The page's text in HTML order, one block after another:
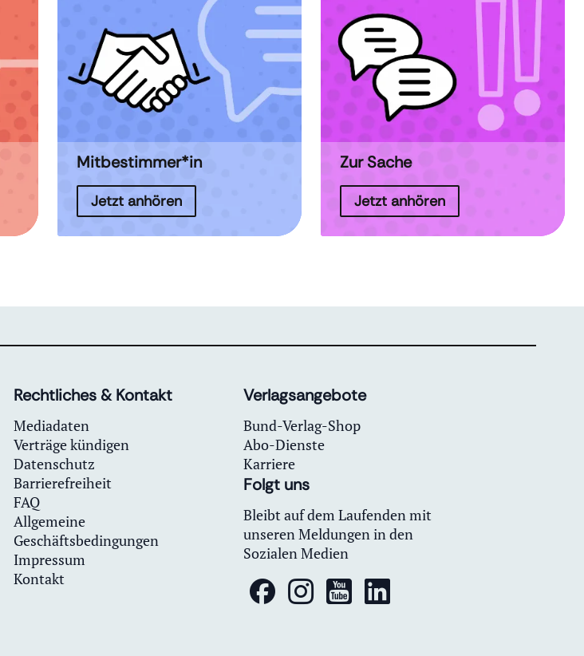
Mitbestimmer*in
Jetzt anhören
Zur Sache
Jetzt anhören
Rechtliches & Kontakt
Mediadaten
Verträge kündigen
Datenschutz
Barrierefreiheit
FAQ
Allgemeine
Geschäftsbedingungen
Impressum
Kontakt
Verlagsangebote
Bund-Verlag-Shop
Abo-Dienste
Karriere
Folgt uns
Bleibt auf dem Laufenden mit
unseren Meldungen in den
Sozialen Medien